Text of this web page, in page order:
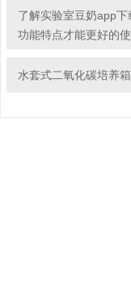
了解实验室豆奶app
功能特点才能更好的
水套式二氧化碳培养